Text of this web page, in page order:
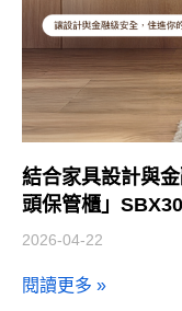
結合家具設計與
頭保管櫃」
2026-04-22
閱讀更多 »